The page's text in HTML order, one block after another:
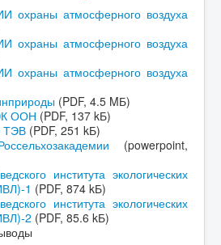
охраны атмосферного воздуха
охраны атмосферного воздуха
охраны атмосферного воздуха
(PDF, 4.5 MБ)
ООН (PDF, 137 kБ)
ТЭВ (PDF, 251 kБ)
(powerpoint,
института экологических
1 (PDF, 874 kБ)
института экологических
2 (PDF, 85.6 kБ)